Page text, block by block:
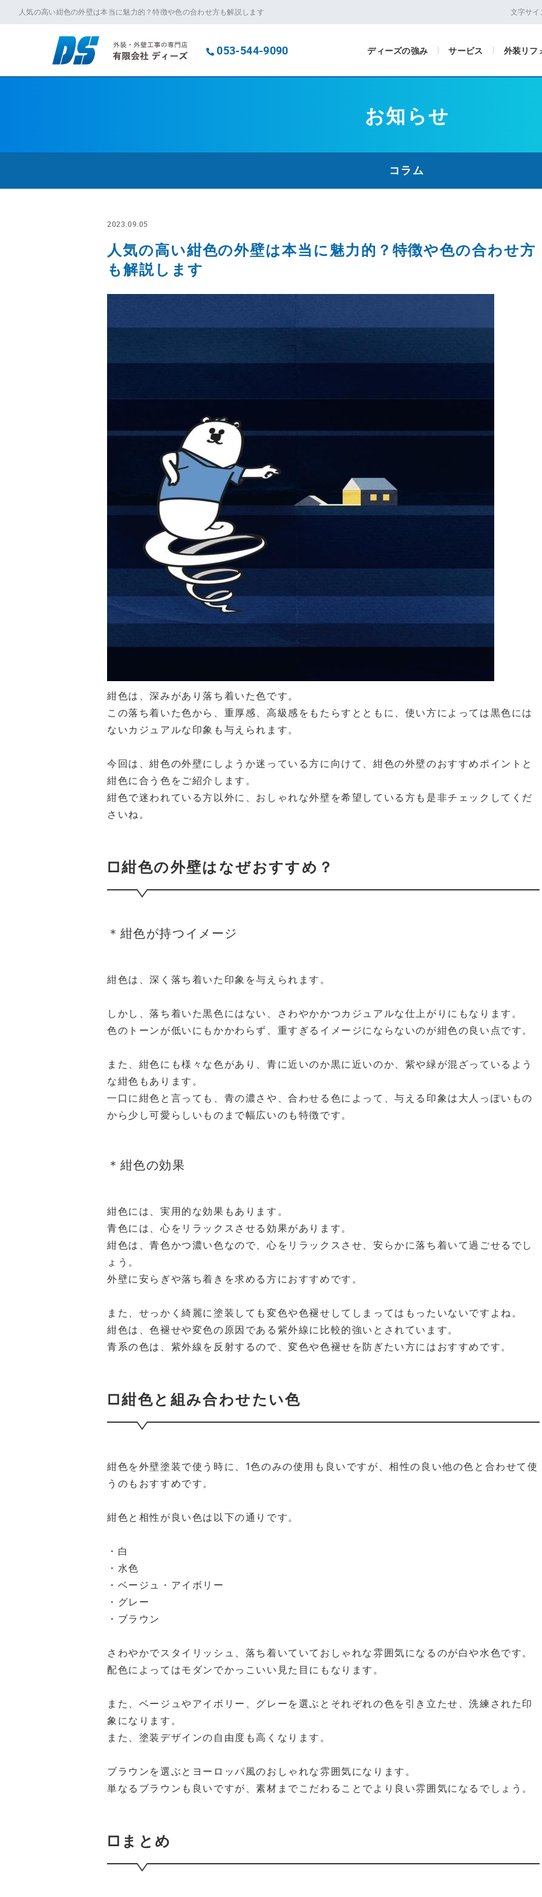
人気の高い紺色の外壁は本当に魅力的？特徴や色の合わせ方も解説します 文字サイ
053-544-9090 ディーズの強み サービス 外装リフ
お知らせ
コラム
2023.09.05
人気の高い紺色の外壁は本当に魅力的？特徴や色の合わせ方
も解説します
紺色は、深みがあり落ち着いた色です。
この落ち着いた色から、重厚感、高級感をもたらすとともに、使い方によっては黒色には
ないカジュアルな印象も与えられます。
今回は、紺色の外壁にしようか迷っている方に向けて、紺色の外壁のおすすめポイントと
紺色に合う色をご紹介します。
紺色で迷われている方以外に、おしゃれな外壁を希望している方も是非チェックしてくだ
さいね。
□紺色の外壁はなぜおすすめ？
＊紺色が持つイメージ
紺色は、深く落ち着いた印象を与えられます。
しかし、落ち着いた黒色にはない、さわやかかつカジュアルな仕上がりにもなります。
色のトーンが低いにもかかわらず、重すぎるイメージにならないのが紺色の良い点です。
また、紺色にも様々な色があり、青に近いのか黒に近いのか、紫や緑が混ざっているよう
な紺色もあります。
一口に紺色と言っても、青の濃さや、合わせる色によって、与える印象は大人っぽいもの
から少し可愛らしいものまで幅広いのも特徴です。
＊紺色の効果
紺色には、実用的な効果もあります。
青色には、心をリラックスさせる効果があります。
紺色は、青色かつ濃い色なので、心をリラックスさせ、安らかに落ち着いて過ごせるでし
ょう。
外壁に安らぎや落ち着きを求める方におすすめです。
また、せっかく綺麗に塗装しても変色や色褪せしてしまってはもったいないですよね。
紺色は、色褪せや変色の原因である紫外線に比較的強いとされています。
青系の色は、紫外線を反射するので、変色や色褪せを防ぎたい方にはおすすめです。
□紺色と組み合わせたい色
紺色を外壁塗装で使う時に、1色のみの使用も良いですが、相性の良い他の色と合わせて使
うのもおすすめです。
紺色と相性が良い色は以下の通りです。
・白
・水色
・ベージュ・アイボリー
・グレー
・ブラウン
さわやかでスタイリッシュ、落ち着いていておしゃれな雰囲気になるのが白や水色です。
配色によってはモダンでかっこいい見た目にもなります。
また、ベージュやアイボリー、グレーを選ぶとそれぞれの色を引き立たせ、洗練された印
象になります。
また、塗装デザインの自由度も高くなります。
ブラウンを選ぶとヨーロッパ風のおしゃれな雰囲気になります。
単なるブラウンも良いですが、素材までこだわることでより良い雰囲気になるでしょう。
□まとめ